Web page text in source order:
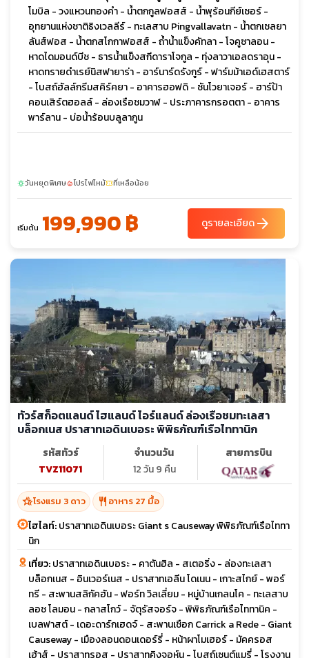
โมบิล - วงแหวนทองคำ - น้ำตกกูลฟอสส์ - น้ำพุร้อนกีย์เซอร์ -
อุทยานแห่งชาติธิงเวลลีร์ - ทะเลสาบ Pingvallavatn - น้ำตกเซลยา
ลันส์ฟอส - น้ำตกสโกกาฟอสส์ - ถ้ำน้ำแข็งคัทลา - โจคูซาลอน -
หาดไดมอนด์บีช - ธารน้ำแข็งสกีดาราโจกูล - ทุ่งลาวาเอลดราอุน -
หาดทรายดำเรย์นิสฟายาร่า - อาร์นาร์ดรังกูร์ - ฟาร์มม้าเอด์เฮสตาร์
- โบสถ์ฮัลล์กรีมสคิร์คยา - อาคารฮอฟดิ - ซันโวยาเจอร์ - ฮาร์ป้า
คอนเสิร์ตฮอลล์ - ล่องเรือชมวาฬ - ประภาคารกรอตตา - อาคาร
พาร์ลาน - บ่อน้ำร้อนบลูลากูน
sunnyวันหยุดพิเศษlocal_fire_departmentโปรไฟไหม้confirmation_numberที่เหลือน้อย
เริ่มต้น 199,990 ฿ ดูรายละเอียดarrow_forward
ทัวร์สก็อตแลนด์ ไฮแลนด์ ไอร์แลนด์ ล่องเรือชมทะเลสา
บล็อกเนส ปราสาทเอดินเบอระ พิพิธภัณฑ์เรือไททานิก
รหัสทัวร์
TVZ11071
จำนวนวัน
12 วัน 9 คืน
สายการบิน
hotel_classโรงแรม 3 ดาว restaurant อาหาร 27 มื้อ
ไฮไลท์:ปราสาทเอดินเบอระ Giant s Causeway พิพิธภัณฑ์เรือไททา
นิก
เที่ยว:ปราสาทเอดินเบอระ - คาตันฮิล - สเตอริ่ง - ล่องทะเลสา
บล็อกเนส - อินเวอร์เนส - ปราสาทเอลีน โดเนน - เกาะสไกย์ - พอร์
ทรี - สะพานสลิกัคฮัน - ฟอร์ท วิลเลี่ยม - หมู่บ้านเกลนโค - ทะเลสาบ
ลอช โลมอน - กลาสโกว์ - จัตุรัสจอร์จ - พิพิธภัณฑ์เรือไททานิค -
เบลฟาสต์ - เดอะดาร์กเฮดจ์ - สะพานเชือก Carrick a Rede - Giant
Causeway - เมืองลอนดอนเดอร์รี่ - หน้าผาโมเฮอร์ - มัคครอส
เฮ้าส์ - ปราสาทรอส - ปราสาทคิงจอห์น - โบสถ์เซนต์แมรี่ - โรงงาน